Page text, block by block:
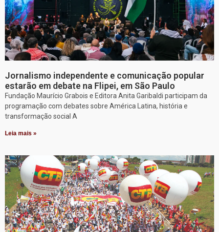
Jornalismo independente e comunicação popular
estarão em debate na Flipei, em São Paulo
Fundação Maurício Grabois e Editora Anita Garibaldi participam da
programação com debates sobre América Latina, história e
transformação social A
Leia mais »